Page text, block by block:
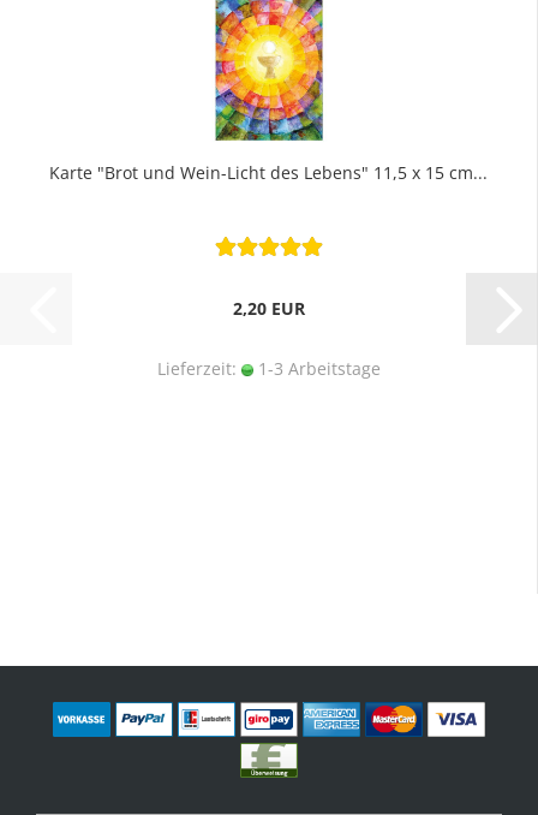
Karte "Brot und Wein-Licht des Lebens" 11,5 x 15 cm...
2,20 EUR
Lieferzeit: 1-3 Arbeitstage